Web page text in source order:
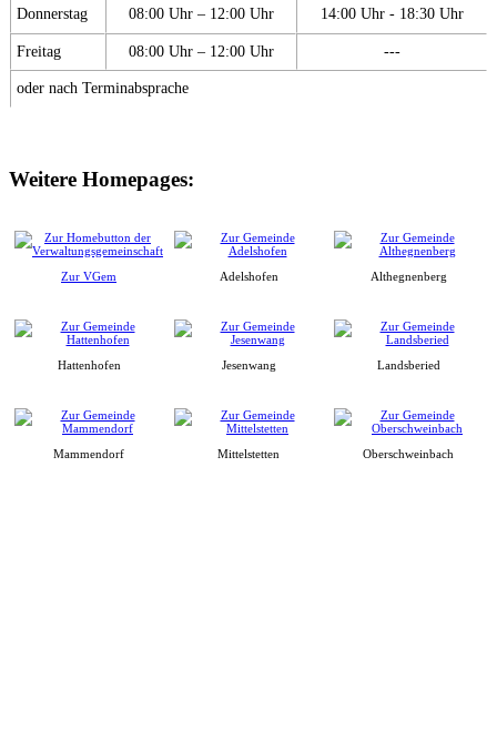
Donnerstag 08:00 Uhr – 12:00 Uhr 14:00 Uhr - 18:30 Uhr
Freitag 08:00 Uhr – 12:00 Uhr ---
oder nach Terminabsprache
Weitere Homepages:
Zur VGem Adelshofen Althegnenberg
Hattenhofen Jesenwang Landsberied
Mammendorf Mittelstetten Oberschweinbach